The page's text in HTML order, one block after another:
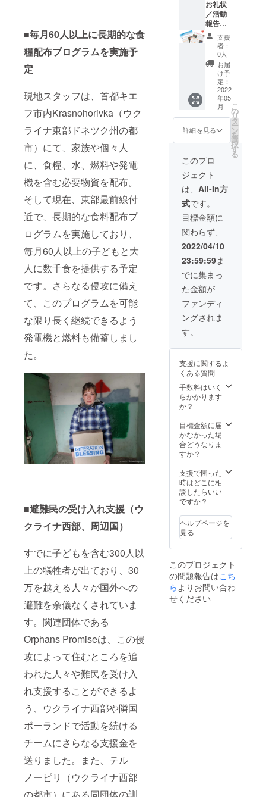
■毎月60人以上に長期的な食
糧配布プログラムを実施予
定
現地スタッフは、首都キエ
フ市内Krasnohorivka（ウク
ライナ東部ドネツク州の都
市）にて、家族や個々人
に、食糧、水、燃料や発電
機を含む必要物資を配布。
そして現在、東部最前線付
近で、長期的な食料配布プ
ログラムを実施しており、
毎月60人以上の子どもと大
人に数千食を提供する予定
です。さらなる侵攻に備え
て、このプログラムを可能
な限り長く継続できるよう
発電機と燃料も備蓄しまし
た。
■避難民の受け入れ支援（ウ
クライナ西部、周辺国）
すでに子どもを含む300人以
上の犠牲者が出ており、30
万を越える人々が国外への
避難を余儀なくされていま
す。関連団体である
Orphans Promiseは、この侵
攻によって住むところを追
われた人々や難民を受け入
れ支援することができるよ
う、ウクライナ西部や隣国
ポーランドで活動を続ける
チームにさらなる支援金を
送りました。また、テル
ノーピリ（ウクライナ西部
お礼状
／活動
報告／
寄付金
領収書
／メー
ルマガ
ジン
（月1回
程度
メール
配信）
／
ニュー
スレ
ター
（年3回
程度郵
送）
支援
者：
0人
お届
け予
定：
2022
年05
月
詳細を見る
こ
の
リ
タ
ー
ン
を
選
択
す
る
このプロ
ジェクト
は、 All-In方
式です。
目標金額に
関わらず、
2022/04/10
23:59:59ま
でに集まっ
た金額が
ファンディ
ングされま
す。
支援に関するよ
くある質問
手数料はいく
らかかります
か？
目標金額に届
かなかった場
合どうなりま
すか？
支援で困った
時はどこに相
談したらいい
ですか？
ヘルプページを
見る
このプロジェクト
の問題報告はこち
ら よりお問い合わ
せください